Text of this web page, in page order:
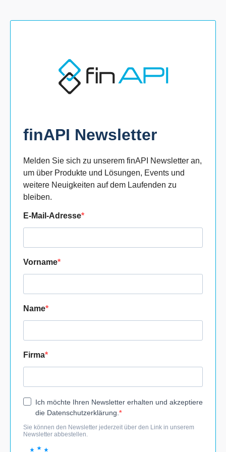
finAPI Newsletter
Melden Sie sich zu unserem finAPI Newsletter an,
um über Produkte und Lösungen, Events und
weitere Neuigkeiten auf dem Laufenden zu
bleiben.
E-Mail-Adresse
Vorname
Name
Firma
Ich möchte Ihren Newsletter erhalten und akzeptiere
die Datenschutzerklärung.
Sie können den Newsletter jederzeit über den Link in unserem
Newsletter abbestellen.